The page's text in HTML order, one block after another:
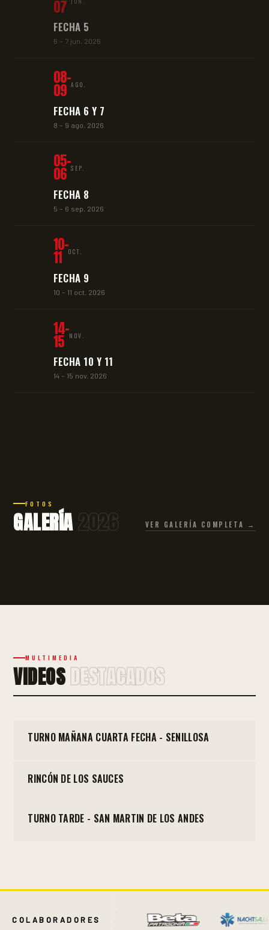
07
FECHA 5
6 – 7 jun. 2026
08-
09 AGO.
FECHA 6 Y 7
8 – 9 ago. 2026
05-
06 SEP.
FECHA 8
5 – 6 sep. 2026
10-
11 OCT.
FECHA 9
10 – 11 oct. 2026
14-
15 NOV.
FECHA 10 Y 11
14 – 15 nov. 2026
FOTOS
GALERÍA2026 VER GALERÍA COMPLETA →
MULTIMEDIA
VIDEOSDESTACADOS
TURNO MAÑANA CUARTA FECHA - SENILLOSA
RINCÓN DE LOS SAUCES
TURNO TARDE - SAN MARTIN DE LOS ANDES
COLABORADORES